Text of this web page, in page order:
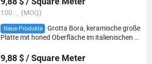
100 ... (MOQ)
Neue Produkte
Grotta Bora, keramische große
Platte mit honed Oberfläche im italienischen M
9,88 $ / Square Meter